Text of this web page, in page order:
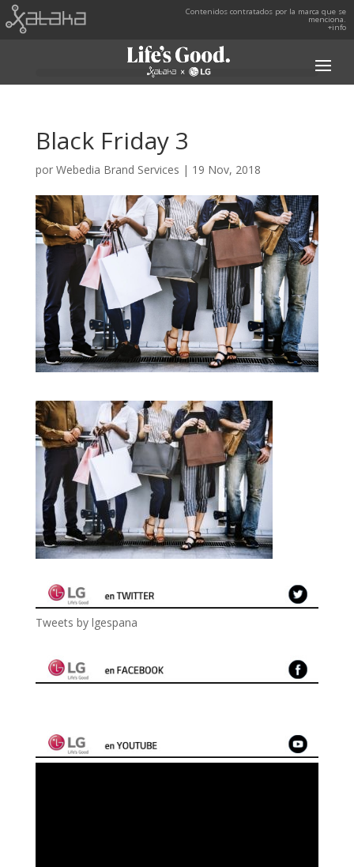
Contenidos contratados por la marca que se
menciona.
+info
Black Friday 3
por Webedia Brand Services | 19 Nov, 2018
Tweets by lgespana